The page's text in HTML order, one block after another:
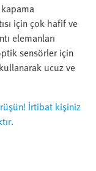
için çok hafif ve
elemanları
sensörler için
ucuz ve
İrtibat kişiniz